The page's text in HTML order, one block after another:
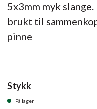
5x3mm myk
brukt til
pinne
Stykk
På lager